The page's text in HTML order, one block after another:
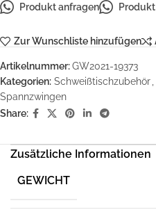
Produkt anfragen
Zur Wunschliste hinzufügen
Artikelnummer:GW2021-19373
Kategorien: Schweißtischzubehör
Spannzwingen
Share:
Zusätzliche Informationen
GEWICHT